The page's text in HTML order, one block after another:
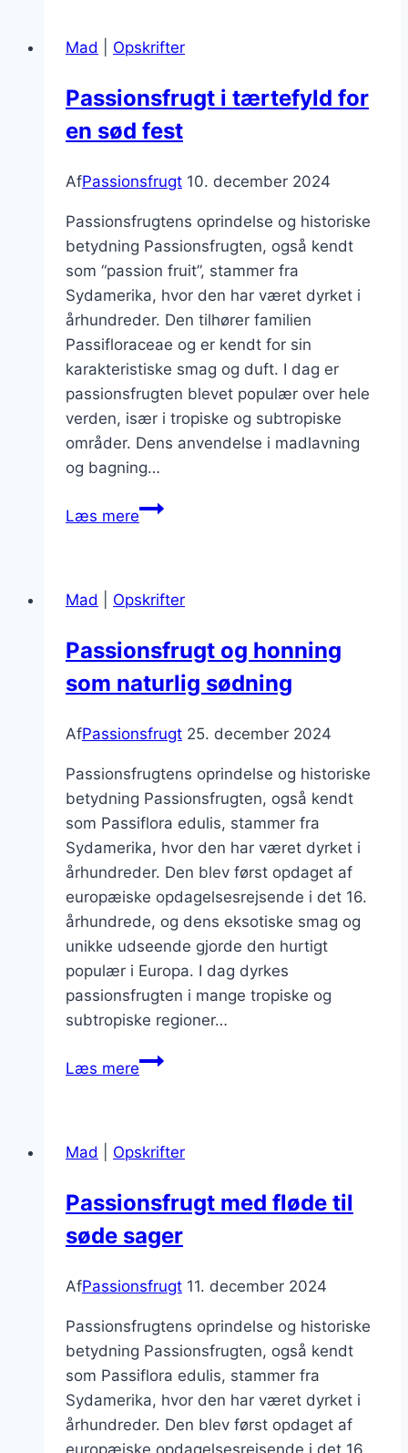
en
twist
Mad Opskrifter
Passionsfrugt i tærtefyld for
en sød fest
AfPassionsfrugt 10. december 2024
Passionsfrugtens oprindelse og historiske
betydning Passionsfrugten, også kendt
som “passion fruit”, stammer fra
Sydamerika, hvor den har været dyrket i
århundreder. Den tilhører familien
Passifloraceae og er kendt for sin
karakteristiske smag og duft. I dag er
passionsfrugten blevet populær over hele
verden, især i tropiske og subtropiske
områder. Dens anvendelse i madlavning
og bagning…
Læs merePassionsfrugt
en
fest
Mad Opskrifter
Passionsfrugt og honning
som naturlig sødning
AfPassionsfrugt 25. december 2024
Passionsfrugtens oprindelse og historiske
betydning Passionsfrugten, også kendt
som Passiflora edulis, stammer fra
Sydamerika, hvor den har været dyrket i
århundreder. Den blev først opdaget af
europæiske opdagelsesrejsende i det 16.
århundrede, og dens eksotiske smag og
unikke udseende gjorde den hurtigt
populær i Europa. I dag dyrkes
passionsfrugten i mange tropiske og
subtropiske regioner…
Læs merePassionsfrugt
naturlig
Mad Opskrifter
Passionsfrugt med fløde til
søde sager
AfPassionsfrugt 11. december 2024
Passionsfrugtens oprindelse og historiske
betydning Passionsfrugten, også kendt
som Passiflora edulis, stammer fra
Sydamerika, hvor den har været dyrket i
århundreder. Den blev først opdaget af
europæiske opdagelsesrejsende i det 16.